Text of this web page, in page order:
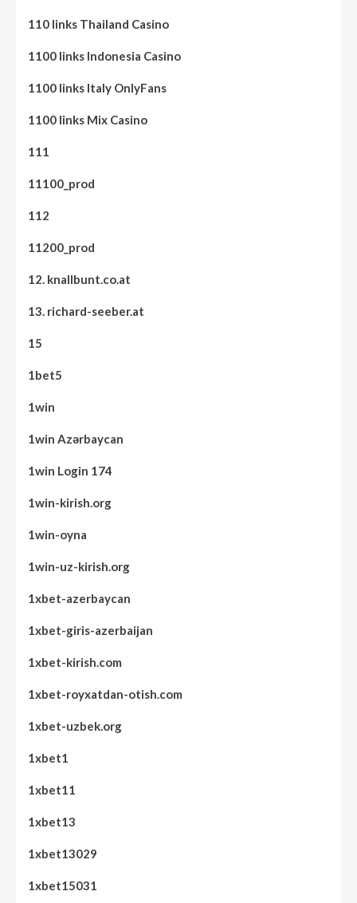
110 links Thailand Casino
1100 links Indonesia Casino
1100 links Italy OnlyFans
1100 links Mix Casino
111
11100_prod
112
11200_prod
12. knallbunt.co.at
13. richard-seeber.at
15
1bet5
1win
1win Azərbaycan
1win Login 174
1win-kirish.org
1win-oyna
1win-uz-kirish.org
1xbet-azerbaycan
1xbet-giris-azerbaijan
1xbet-kirish.com
1xbet-royxatdan-otish.com
1xbet-uzbek.org
1xbet1
1xbet11
1xbet13
1xbet13029
1xbet15031